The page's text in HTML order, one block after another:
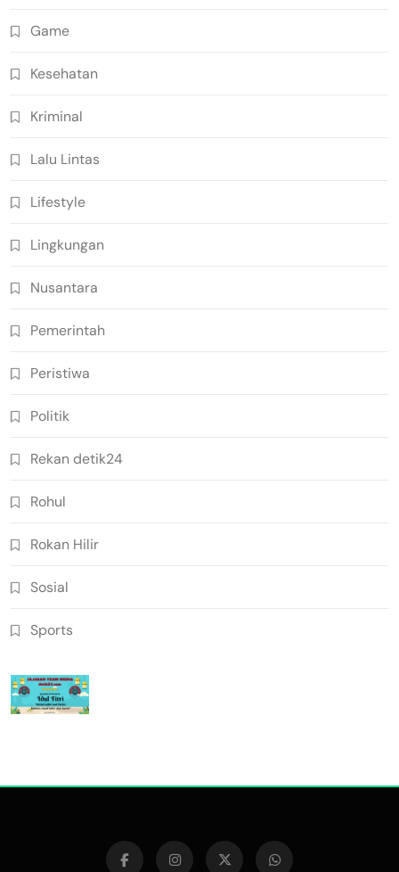
Game
Kesehatan
Kriminal
Lalu Lintas
Lifestyle
Lingkungan
Nusantara
Pemerintah
Peristiwa
Politik
Rekan detik24
Rohul
Rokan Hilir
Sosial
Sports